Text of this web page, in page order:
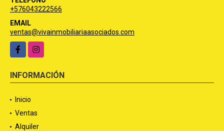
+576043222566
EMAIL
ventas@vivainmobiliariaasociados.com
FacebookInstagram
INFORMACIÓN
Inicio
Ventas
Alquiler